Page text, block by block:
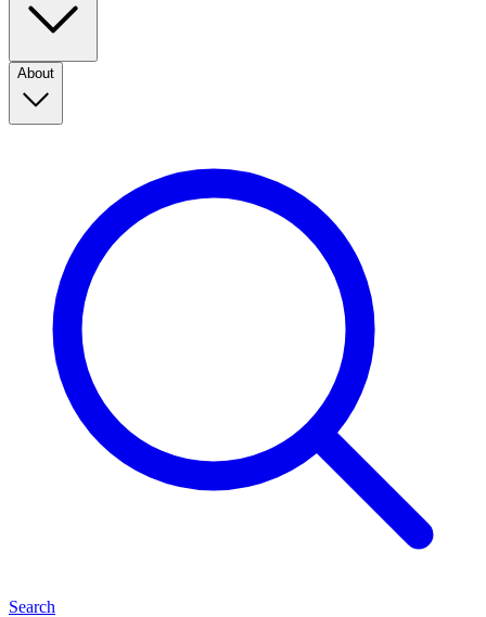
About
Search